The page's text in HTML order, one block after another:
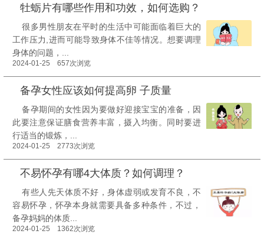
牡蛎片有哪些作用和功效，如何选购？
很多男性朋友在平时的生活中可能面临着巨大的
工作压力,进而可能导致身体不佳等情况。想要调理
身体的问题，...
2024-01-25 657次浏览
备孕女性应该如何提高卵 子质量
备孕期间的女性因为要做好迎接宝宝的准备，因
此要注意保证膳食营养丰富，摄入均衡。同时要进
行适当的锻炼，...
2024-01-25 2773次浏览
不易怀孕有哪4大体质？如何调理？
有些人先天体质不好，身体虚弱或发育不良，不
容易怀孕，怀孕本身就需要具备多种条件，不过，
备孕妈妈的体质...
2024-01-25 1362次浏览